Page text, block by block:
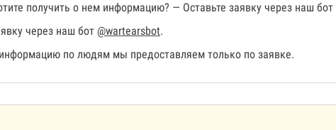
получить о нем информацию? — Оставьте заявку через наш бот
через наш бот @wartearsbot.
по людям мы предоставляем только по заявке.